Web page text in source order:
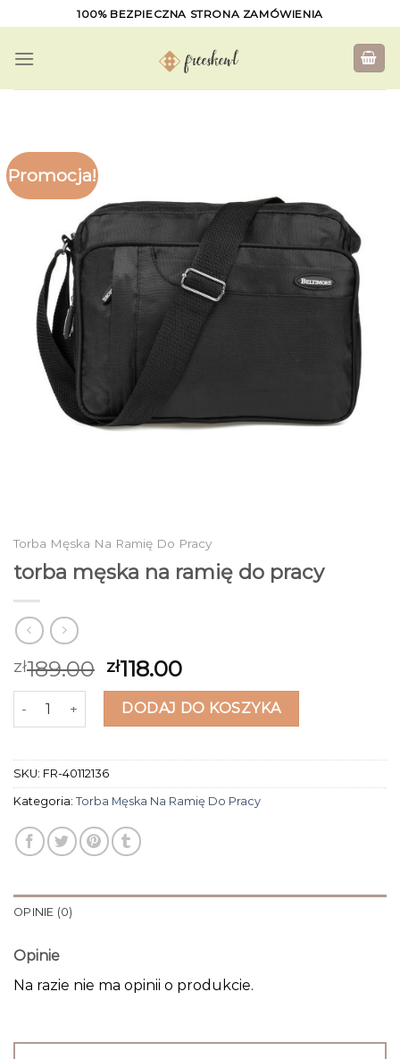
to
content
100% BEZPIECZNA STRONA ZAMÓWIENIA
Promocja!
Torba Męska Na Ramię Do Pracy
torba męska na ramię do pracy
zł189.00 zł118.00
ilość torba męska na ramię do pracy
DODAJ DO KOSZYKA
SKU: FR-40112136
Kategoria: Torba Męska Na Ramię Do Pracy
OPINIE (0)
Opinie
Na razie nie ma opinii o produkcie.